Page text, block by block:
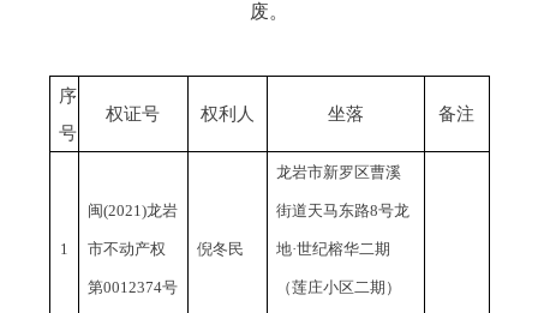
废。
序
号
权证号 权利人 坐落 备注
1
闽(2021)龙岩
市不动产权
第0012374号
倪冬民
龙岩市新罗区曹溪
街道天马东路8号龙
地·世纪榕华二期
（莲庄小区二期）